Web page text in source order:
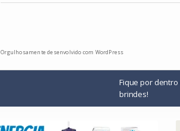
Orgulhosamente desenvolvido com WordPress
Fique por
brindes!